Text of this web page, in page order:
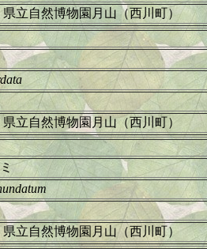
県立自然博物園月山（西川町）
県立自然博物園月山（西川町）
県立自然博物園月山（西川町）